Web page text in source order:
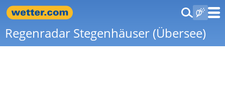
Regenradar Stegenhäuser (Übersee)